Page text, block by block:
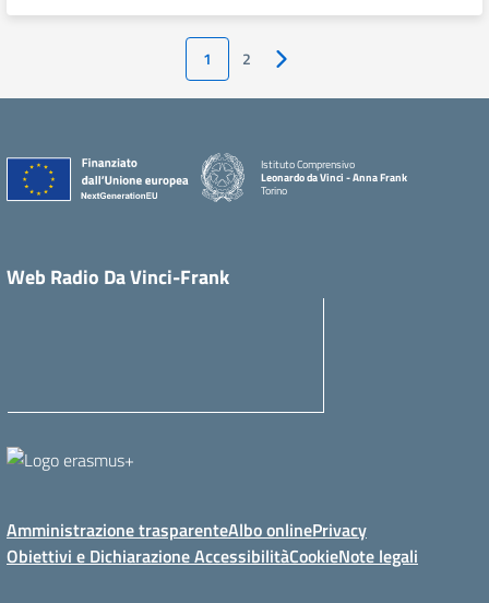
1 2 Pagina successiva
Istituto Comprensivo
Leonardo da Vinci - Anna Frank
Torino
Web Radio Da Vinci-Frank
Amministrazione trasparenteAlbo onlinePrivacy
Obiettivi e Dichiarazione AccessibilitàCookieNote legali